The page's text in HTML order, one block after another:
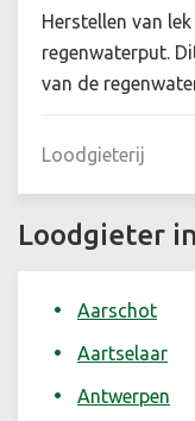
Herstellen van
regenwaterput.
van de
Loodgieterij
Loodgieter
Aarschot
Aartselaar
Antwerpen